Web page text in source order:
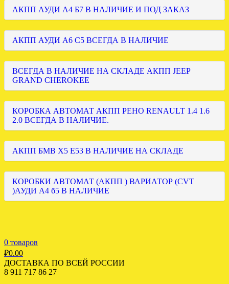
АКПП АУДИ А4 Б7 В НАЛИЧИЕ И ПОД ЗАКАЗ
АКПП АУДИ А6 С5 ВСЕГДА В НАЛИЧИЕ
ВСЕГДА В НАЛИЧИЕ НА СКЛАДЕ АКПП JEEP
GRAND CHEROKEE
КОРОБКА АВТОМАТ АКПП РЕНО RENAULT 1.4 1.6
2.0 ВСЕГДА В НАЛИЧИЕ.
АКПП БМВ Х5 Е53 В НАЛИЧИЕ НА СКЛАДЕ
КОРОБКИ АВТОМАТ (АКПП ) ВАРИАТОР (CVT
)АУДИ А4 б5 В НАЛИЧИЕ
0 товаров
₽0.00
ДОСТАВКА ПО ВСЕЙ РОССИИ
8 911 717 86 27